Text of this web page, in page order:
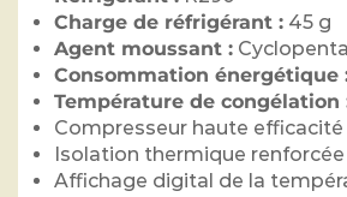
Charge de réfrigérant : 45 g
Agent moussant :
Consommation énergétique
Température de congélation
Compresseur haute
Isolation thermique renforcée
Affichage digital de la